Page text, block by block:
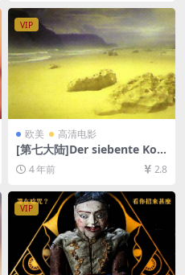
幕]
VIP
欧美 高清电影
[第七大陆]Der siebente Kon
tinent (1989)[百度网盘+迅雷
云盘资源1080P超清未删减]
[MP4/6.8GB][中文字幕]
4 年前 2.8
VIP